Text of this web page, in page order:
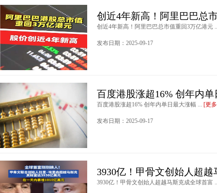
创近4年新高！阿里巴巴总
创近4年新高！阿里巴巴总市值重回3万亿港元
发布日期：2025-09-17
百度港股涨超16% 创年内
百度港股涨超16% 创年内单日最大涨幅 ... [更
发布日期：2025-09-17
3930亿！甲骨文创始人超
3930亿！甲骨文创始人超越马斯克成全球首富